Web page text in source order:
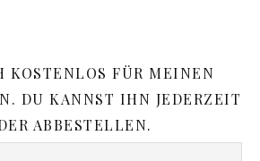
KOSTENLOS FÜR MEINEN
DU KANNST IHN JEDERZEIT
ABBESTELLEN.